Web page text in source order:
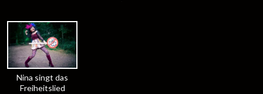
Nina singt das
Freiheitslied